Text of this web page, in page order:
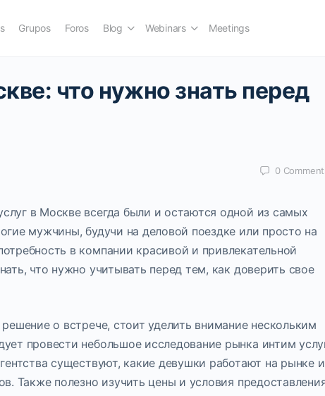
Grupos Foros Blog Webinars Meetings
что нужно знать перед
0
в Москве всегда были и остаются одной из самых
мужчины, будучи на деловой поездке или просто на
в компании красивой и привлекательной
что нужно учитывать перед тем, как доверить свое
о встрече, стоит уделить внимание нескольким
провести небольшое исследование рынка интим
существуют, какие девушки работают на рынке и
Также полезно изучить цены и условия